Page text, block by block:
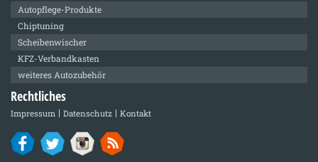
Autopflege-Produkte
Chiptuning
Scheibenwischer
KFZ-Verbandkasten
weiteres Autozubehör
Rechtliches
Impressum Datenschutz Kontakt